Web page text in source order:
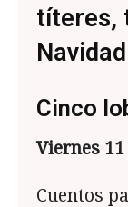
títeres,
Navidad
Cinco
Viernes
Cuentos